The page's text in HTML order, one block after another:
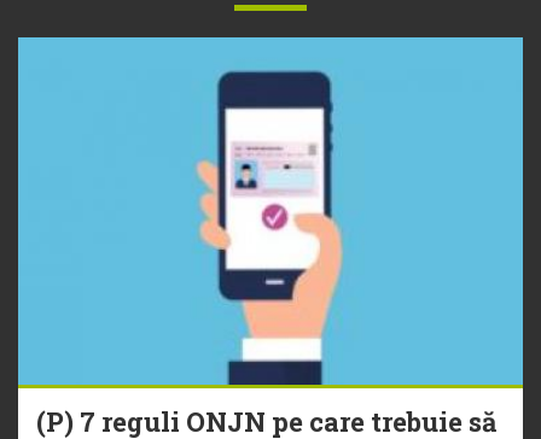
(P) 7 reguli ONJN pe care trebuie să